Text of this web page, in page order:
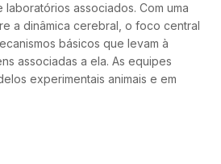
laboratórios associados. Com uma
a dinâmica cerebral, o foco central
básicos que levam à
associadas a ela. As equipes
experimentais animais e em